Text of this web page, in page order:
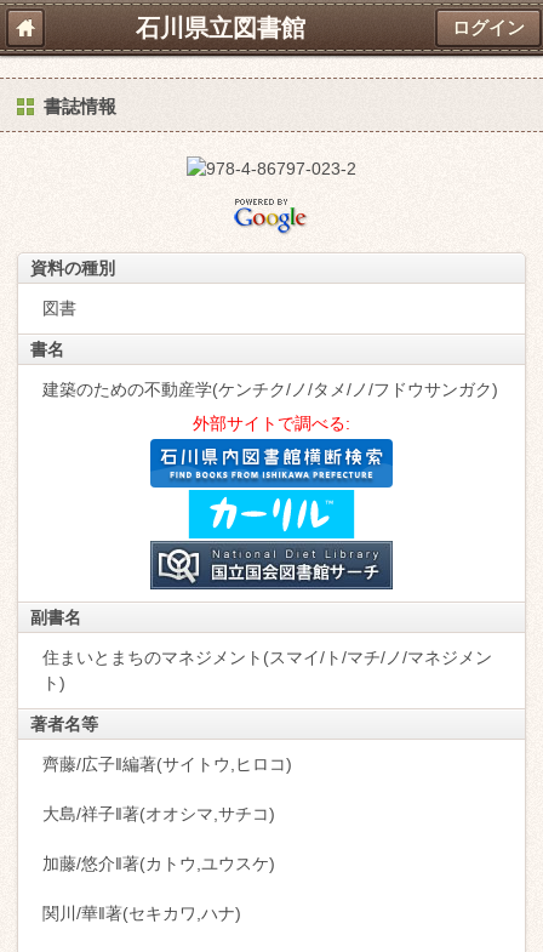
石川県立図書館 ログイン
書誌情報
資料の種別
図書
書名
建築のための不動産学(ケンチク/ノ/タメ/ノ/フドウサンガク)
外部サイトで調べる:
副書名
住まいとまちのマネジメント(スマイ/ト/マチ/ノ/マネジメン
ト)
著者名等
齊藤/広子‖編著(サイトウ,ヒロコ)
大島/祥子‖著(オオシマ,サチコ)
加藤/悠介‖著(カトウ,ユウスケ)
関川/華‖著(セキカワ,ハナ)